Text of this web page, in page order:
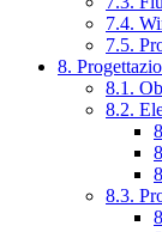
7.4.
7.5.
8.
8.1.
8.2.
8.3.